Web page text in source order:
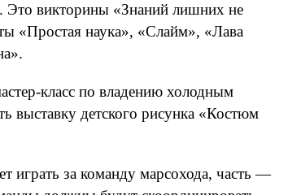
Это викторины «Знаний лишних не
«Простая наука», «Слайм», «Лава
класс по владению холодным
выставку детского рисунка «Костюм
играть за команду марсохода, часть —